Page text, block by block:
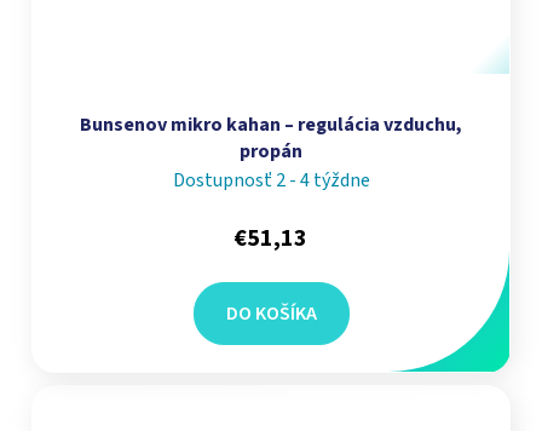
Bunsenov mikro kahan – regulácia vzduchu,
propán
Dostupnosť 2 - 4 týždne
€51,13
DO KOŠÍKA